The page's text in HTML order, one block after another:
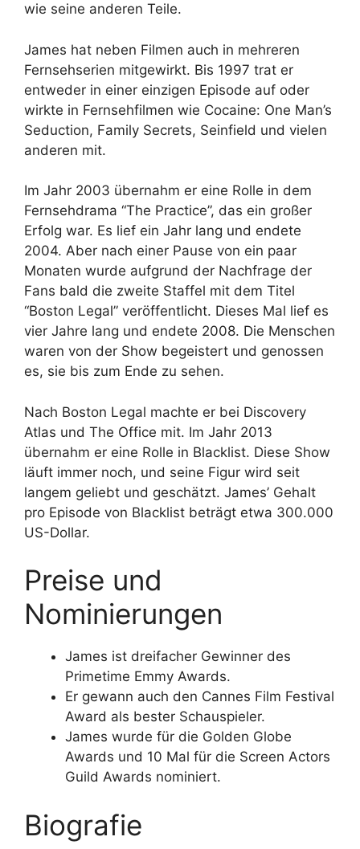
wie seine anderen Teile.
James hat neben Filmen auch in mehreren
Fernsehserien mitgewirkt. Bis 1997 trat er
entweder in einer einzigen Episode auf oder
wirkte in Fernsehfilmen wie Cocaine: One Man’s
Seduction, Family Secrets, Seinfield und vielen
anderen mit.
Im Jahr 2003 übernahm er eine Rolle in dem
Fernsehdrama “The Practice”, das ein großer
Erfolg war. Es lief ein Jahr lang und endete
2004. Aber nach einer Pause von ein paar
Monaten wurde aufgrund der Nachfrage der
Fans bald die zweite Staffel mit dem Titel
“Boston Legal” veröffentlicht. Dieses Mal lief es
vier Jahre lang und endete 2008. Die Menschen
waren von der Show begeistert und genossen
es, sie bis zum Ende zu sehen.
Nach Boston Legal machte er bei Discovery
Atlas und The Office mit. Im Jahr 2013
übernahm er eine Rolle in Blacklist. Diese Show
läuft immer noch, und seine Figur wird seit
langem geliebt und geschätzt. James’ Gehalt
pro Episode von Blacklist beträgt etwa 300.000
US-Dollar.
Preise und
Nominierungen
James ist dreifacher Gewinner des
Primetime Emmy Awards.
Er gewann auch den Cannes Film Festival
Award als bester Schauspieler.
James wurde für die Golden Globe
Awards und 10 Mal für die Screen Actors
Guild Awards nominiert.
Biografie